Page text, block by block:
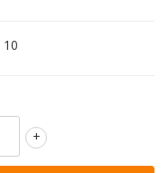
10
+